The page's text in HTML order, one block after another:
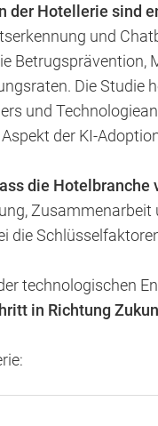
der Hotellerie sind
und
Betrugsprävention,
Die Studie
und
der KI-
die
die
technologischen
in Richtung